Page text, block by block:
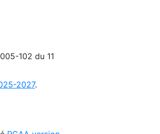
102 du 11
2027.